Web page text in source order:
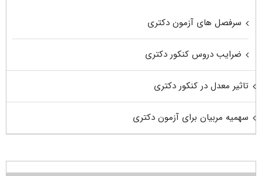
سرفصل های آزمون دکتری
ضرایب دروس کنکور دکتری
تاثیر معدل در کنکور دکتری
سهمیه مربیان برای آزمون دکتری